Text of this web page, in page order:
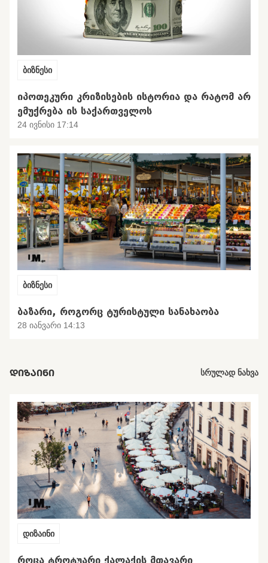
ბიზნესი
ᲘᲞᲝᲗᲔᲙᲣᲠᲘ ᲙᲠᲘᲖᲘᲡᲔᲑᲘᲡ ᲘᲡᲢᲝᲠᲘᲐ ᲓᲐ ᲠᲐᲢᲝᲛ ᲐᲠ
ᲔᲛᲣᲥᲠᲔᲑᲐ ᲘᲡ ᲡᲐᲥᲐᲠᲗᲕᲔᲚᲝᲡ
24 ივნისი 17:14
ბიზნესი
ᲑᲐᲖᲐᲠᲘ, ᲠᲝᲒᲝᲠᲪ ᲢᲣᲠᲘᲡᲢᲣᲚᲘ ᲡᲐᲜᲐᲮᲐᲝᲑᲐ
28 იანვარი 14:13
ᲓᲘᲖᲐᲘᲜᲘ სრულად ნახვა
დიზაინი
ᲠᲝᲪᲐ ᲢᲠᲝᲢᲣᲐᲠᲘ ᲥᲐᲚᲐᲥᲘᲡ ᲛᲗᲐᲕᲐᲠᲘ